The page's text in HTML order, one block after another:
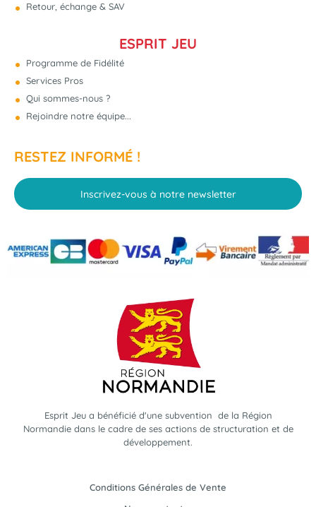
Retour, échange & SAV
ESPRIT JEU
Programme de Fidélité
Services Pros
Qui sommes-nous ?
Rejoindre notre équipe...
RESTEZ INFORMÉ !
Inscrivez-vous à notre newsletter
Esprit Jeu a bénéficié d'une subvention de la Région
Normandie dans le cadre de ses actions de structuration et de
développement.
Conditions Générales de Vente